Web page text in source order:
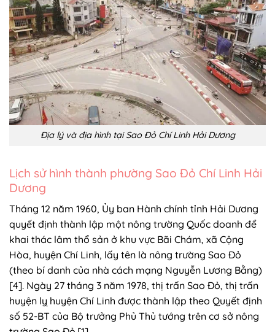
Địa lý và địa hình tại Sao Đỏ Chí Linh Hải Dương
Lịch sử hình thành phường Sao Đỏ Chí Linh Hải
Dương
Tháng 12 năm 1960, Ủy ban Hành chính tỉnh Hải Dương
quyết định thành lập một nông trường Quốc doanh để
khai thác lâm thổ sản ở khu vực Bãi Chám, xã Cộng
Hòa, huyện Chí Linh, lấy tên là nông trường Sao Đỏ
(theo bí danh của nhà cách mạng Nguyễn Lương Bằng)
[4]. Ngày 27 tháng 3 năm 1978, thị trấn Sao Đỏ, thị trấn
huyện lỵ huyện Chí Linh được thành lập theo Quyết định
số 52-BT của Bộ trưởng Phủ Thủ tướng trên cơ sở nông